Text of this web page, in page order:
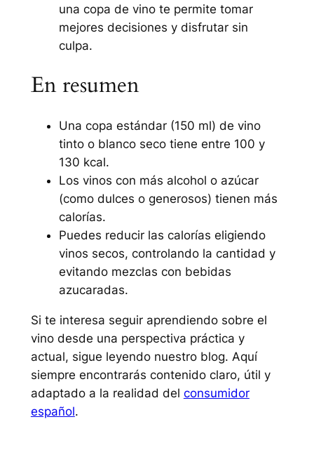
una copa de vino te permite tomar
mejores decisiones y disfrutar sin
culpa.
En resumen
Una copa estándar (150 ml) de vino
tinto o blanco seco tiene entre 100 y
130 kcal.
Los vinos con más alcohol o azúcar
(como dulces o generosos) tienen más
calorías.
Puedes reducir las calorías eligiendo
vinos secos, controlando la cantidad y
evitando mezclas con bebidas
azucaradas.
Si te interesa seguir aprendiendo sobre el
vino desde una perspectiva práctica y
actual, sigue leyendo nuestro blog. Aquí
siempre encontrarás contenido claro, útil y
adaptado a la realidad del consumidor
español.